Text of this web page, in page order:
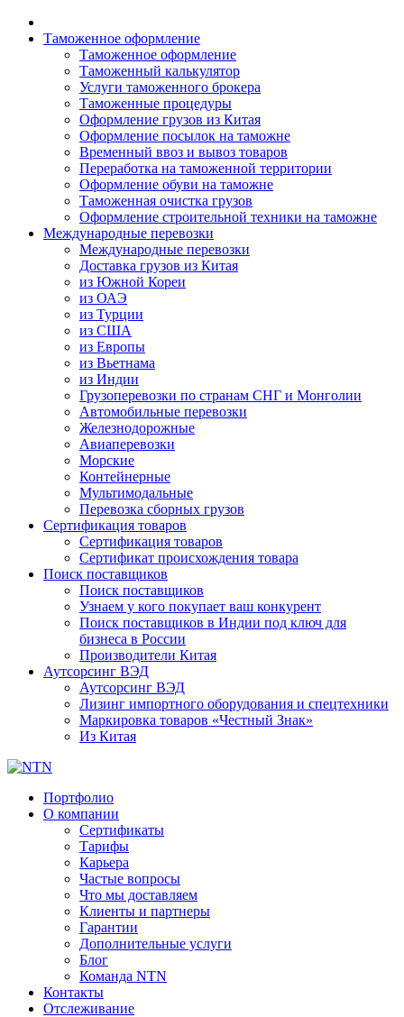
Таможенное оформление
Таможенное оформление
Таможенный калькулятор
Услуги таможенного брокера
Таможенные процедуры
Оформление грузов из Китая
Оформление посылок на таможне
Временный ввоз и вывоз товаров
Переработка на таможенной территории
Оформление обуви на таможне
Таможенная очистка грузов
Оформление строительной техники на таможне
Международные перевозки
Международные перевозки
Доставка грузов из Китая
из Южной Кореи
из ОАЭ
из Турции
из США
из Европы
из Вьетнама
из Индии
Грузоперевозки по странам СНГ и Монголии
Автомобильные перевозки
Железнодорожные
Авиаперевозки
Морские
Контейнерные
Мультимодальные
Перевозка сборных грузов
Сертификация товаров
Сертификация товаров
Сертификат происхождения товара
Поиск поставщиков
Поиск поставщиков
Узнаем у кого покупает ваш конкурент
Поиск поставщиков в Индии под ключ для
бизнеса в России
Производители Китая
Аутсорсинг ВЭД
Аутсорсинг ВЭД
Лизинг импортного оборудования и спецтехники
Маркировка товаров «Честный Знак»
Из Китая
Портфолио
О компании
Сертификаты
Тарифы
Карьера
Частые вопросы
Что мы доставляем
Клиенты и партнеры
Гарантии
Дополнительные услуги
Блог
Команда NTN
Контакты
Отслеживание